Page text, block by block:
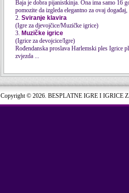
Baja je dobra pijanistkinja. Ona ima samo 16
pomozite da izgleda elegantno za ovaj
2. Sviranje klavira
(Igre za djevojčice/Muzičke igrice)
3. Muzičke igrice
(Igrice za devojcice/Igre)
zvjezda ...
Copyright © 2026. BESPLATNE IGRE I IGRICE